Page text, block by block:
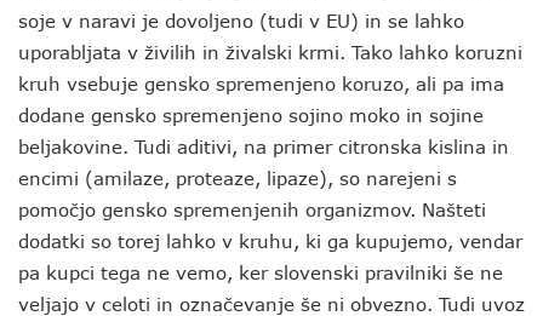
soje v naravi je dovoljeno (tudi v EU) in se lahko
uporabljata v živilih in živalski krmi. Tako lahko koruzni
kruh vsebuje gensko spremenjeno koruzo, ali pa ima
dodane gensko spremenjeno sojino moko in sojine
beljakovine. Tudi aditivi, na primer citronska kislina in
encimi (amilaze, proteaze, lipaze), so narejeni s
pomočjo gensko spremenjenih organizmov. Našteti
dodatki so torej lahko v kruhu, ki ga kupujemo, vendar
pa kupci tega ne vemo, ker slovenski pravilniki še ne
veljajo v celoti in označevanje še ni obvezno. Tudi uvoz